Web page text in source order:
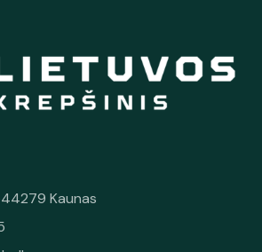
44279 Kaunas